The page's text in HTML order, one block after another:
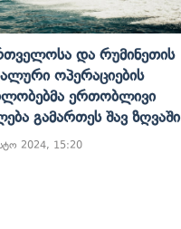
Და Რუმინეთის
Ოპერაციების
Ერთობლივი
Გამართეს Შავ Ზღვაში
2024, 15:20